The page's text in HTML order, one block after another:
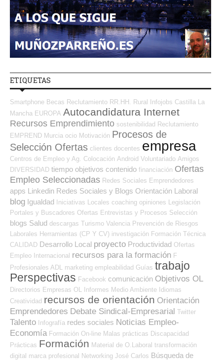
ETIQUETAS
Smartphone Becas Reclutamiento RR.HH. Rural Infojobs Castilla La
Mancha EUROPA Autocandidatura Internet
Recursos Emprendimiento sostenibilidad Reclutamiento
EMPREND Murcia ocio Motivación Procesos de
Selección Ofertas clientes docentes empresa
Centros de Empleo y Ag. Colocación Android Voluntariado Amigos
DIVERSIDAD tiempo objetivos contenido financiación Ofertas
Empleo Seleccionadas Redes Sociales Emprendedores
apps Linkedin Redes Sociales y Blogs Orientación Laboral
blog Igualdad Iniciativas Locales coaching opiniones Legislación
Portales y Buscadores Ofertas Entrevistas y Procesos Selección
blogs Salud descargas Turismo Valencia Prevención de Riesgos
Laborales Herramientas (CP Y CV) investigación Formación Técnica
CALIDAD Desarrollo Local proyecto Productividad Ofertas
Empleo Internacional recursos para la formación F
Profesionales ADL marketing empleabilidad Guías trabajo
Perspectivas Facebook comunicación Objetivos OL
Directorios Empresas OL Informes Medio Ambiente Idiomas
Creatividad recursos de orientación Orientación
Emprendedores Debate Sindical-Empresarial Twitter
Talento Infografía redes sociales Noticias Empleo-
Economía Formación On-line Malas prácticas Discapacidad
Prácticas Formación Material de O.Laboral transformación
digital marca profesional Networking José Carlos Búsqueda de